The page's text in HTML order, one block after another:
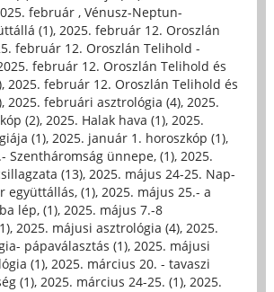
február , Vénusz-Neptun-
(1), 2025. február 12. Oroszlán
február 12. Oroszlán Telihold -
február 12. Oroszlán Telihold és
, 2025. február 12. Oroszlán Telihold és
, 2025. februári asztrológia (4), 2025.
(2), 2025. Halak hava (1), 2025.
(1), 2025. január 1. horoszkóp (1),
Szentháromság ünnepe, (1), 2025.
(13), 2025. május 24-25. Nap-
együttállás, (1), 2025. május 25.- a
lép, (1), 2025. május 7.-8
, 2025. májusi asztrológia (4), 2025.
pápaválasztás (1), 2025. májusi
(1), 2025. március 20. - tavaszi
(1), 2025. március 24-25. (1), 2025.